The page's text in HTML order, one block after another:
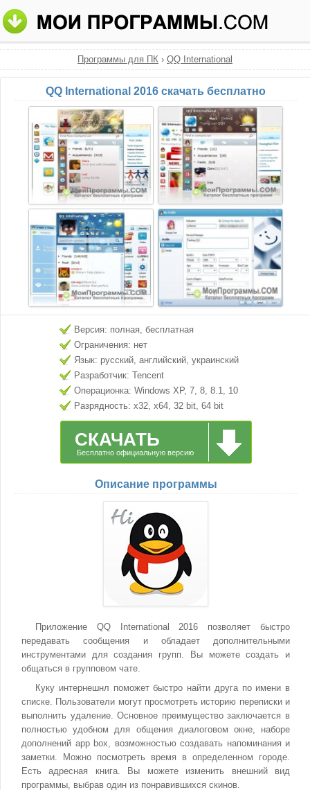
Программы для ПК › QQ International
QQ International 2016 скачать бесплатно
Версия: полная, бесплатная
Ограничения: нет
Язык: русский, английский, украинский
Разработчик: Tencent
Операционка: Windows XP, 7, 8, 8.1, 10
Разрядность: x32, x64, 32 bit, 64 bit
СКАЧАТЬ
Бесплатно официальную версию
Описание программы
Приложение QQ International 2016 позволяет быстро
передавать сообщения и обладает дополнительными
инструментами для создания групп. Вы можете создать и
общаться в групповом чате.
Куку интернешнл поможет быстро найти друга по имени в
списке. Пользователи могут просмотреть историю переписки и
выполнить удаление. Основное преимущество заключается в
полностью удобном для общения диалоговом окне, наборе
дополнений app box, возможностью создавать напоминания и
заметки. Можно посмотреть время в определенном городе.
Есть адресная книга. Вы можете изменить внешний вид
программы, выбрав один из понравившихся скинов.